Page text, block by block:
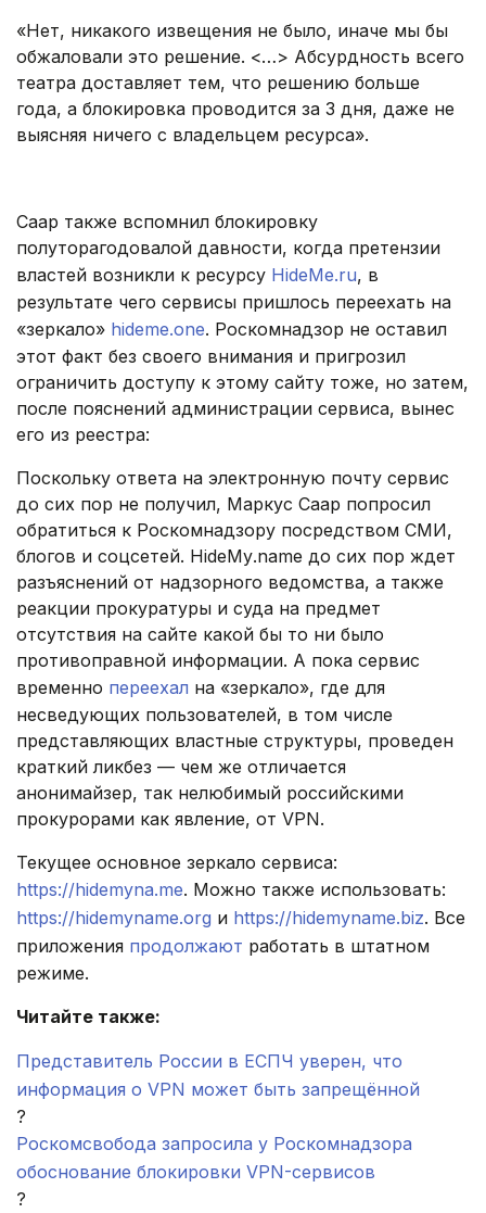
«Нет, никакого извещения не было, иначе мы бы
обжаловали это решение. <…> Абсурдность всего
театра доставляет тем, что решению больше
года, а блокировка проводится за 3 дня, даже не
выясняя ничего с владельцем ресурса».
Саар также вспомнил блокировку
полуторагодовалой давности, когда претензии
властей возникли к ресурсу HideMe.ru, в
результате чего сервисы пришлось переехать на
«зеркало» hideme.one. Роскомнадзор не оставил
этот факт без своего внимания и пригрозил
ограничить доступу к этому сайту тоже, но затем,
после пояснений администрации сервиса, вынес
его из реестра:
Поскольку ответа на электронную почту сервис
до сих пор не получил, Маркус Саар попросил
обратиться к Роскомнадзору посредством СМИ,
блогов и соцсетей. HіdеMу.nаmе до сих пор ждет
разъяснений от надзорного ведомства, а также
реакции прокуратуры и суда на предмет
отсутствия на сайте какой бы то ни было
противоправной информации. А пока сервис
временно переехал на «зеркало», где для
несведующих пользователей, в том числе
представляющих властные структуры, проведен
краткий ликбез — чем же отличается
анонимайзер, так нелюбимый российскими
прокурорами как явление, от VPN.
Текущее основное зеркало сервиса:
https://hidemyna.me. Можно также использовать:
https://hidemyname.org и https://hidemyname.biz. Все
приложения продолжают работать в штатном
режиме.
Читайте также:
Представитель России в ЕСПЧ уверен, что
информация о VPN может быть запрещённой
?
Роскомсвобода запросила у Роскомнадзора
обоснование блокировки VPN-сервисов
?